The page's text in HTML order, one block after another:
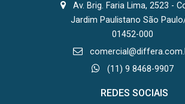
Av. Brig. Faria Lima, 2523 -
Jardim Paulistano São
01452-000
(11) 9 8468-9907
REDES SOCIAIS